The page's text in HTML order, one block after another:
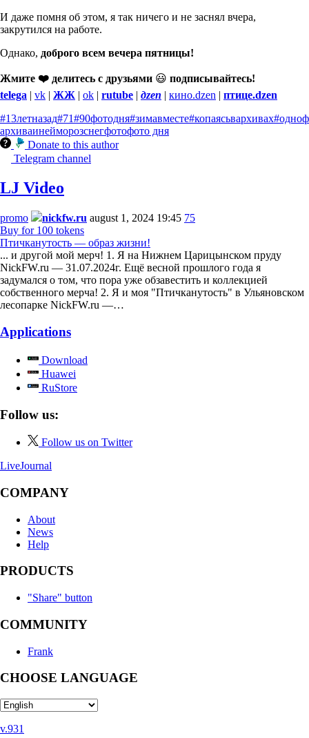
И даже помня об этом, я так ничего и не заснял вчера,
закрутился на работе.
Однако, доброго всем вечера пятницы!
Жмите ❤️ делитесь с друзьями 😃 подписывайтесь!
telega | vk | ЖЖ | ok | rutube | дzen | кино.dzen | птице.dzen
#13летназад#71#90фотодня#зимавместе#копаясьвархивах
архиваинейморозснегфотофото дня
Donate to this author
Telegram channel
LJ Video
promo nickfw.ru august 1, 2024 19:45 75
Buy for 100 tokens
Птичканутость — образ жизни!
... и другой мой мерч! 1. Я на Нижнем Царицынском пруду
NickFW.ru — 31.07.2024г. Ещё весной прошлого года я
задумался о том, что пора уже обзавестить и коллекцией
собственного мерча! 2. Я и моя "Птичканутость" в Ульяновском
лесопарке NickFW.ru —…
Applications
Download
Huawei
RuStore
Follow us:
Follow us on Twitter
LiveJournal
COMPANY
About
News
Help
PRODUCTS
"Share" button
COMMUNITY
Frank
CHOOSE LANGUAGE
v.931